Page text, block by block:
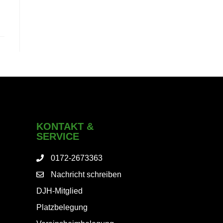
KONTAKT &
SERVICE
0172-2673363
Nachricht schreiben
DJH-Mitglied
Platzbelegung